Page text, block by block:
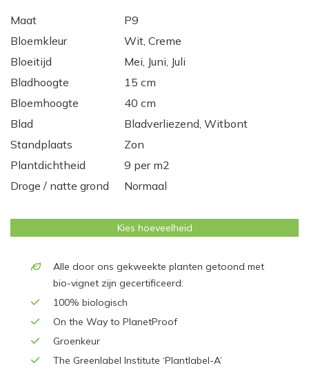
Maat
P9
Bloemkleur
Wit, Creme
Bloeitijd
Mei, Juni, Juli
Bladhoogte
15 cm
Bloemhoogte
40 cm
Blad
Bladverliezend, Witbont
Standplaats
Zon
Plantdichtheid
9 per m2
Droge / natte grond
Normaal
Kies hoeveelheid
Alle door ons gekweekte planten getoond met
bio-vignet zijn gecertificeerd:
100% biologisch
On the Way to PlanetProof
Groenkeur
The Greenlabel Institute ‘Plantlabel-A’